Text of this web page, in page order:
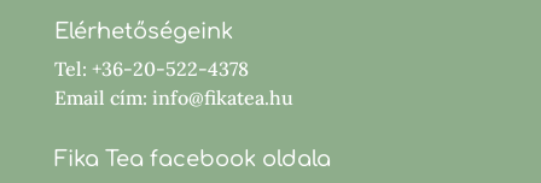
Elérhetőségeink
Tel: +36-20-522-4378
Email cím: info@fikatea.hu
Fika Tea facebook oldala